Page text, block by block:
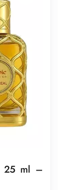
25 ml –